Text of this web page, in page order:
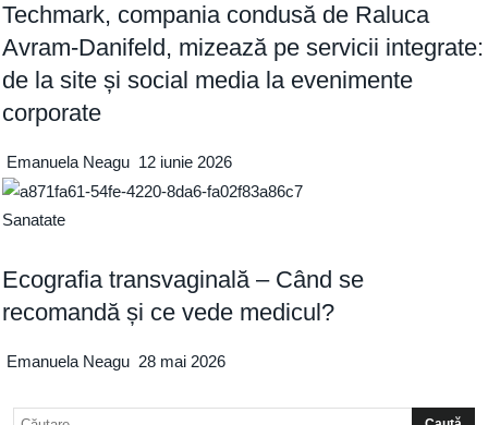
Techmark, compania condusă de Raluca
Avram-Danifeld, mizează pe servicii integrate:
de la site și social media la evenimente
corporate
Emanuela Neagu 12 iunie 2026
Sanatate
Ecografia transvaginală – Când se
recomandă și ce vede medicul?
Emanuela Neagu 28 mai 2026